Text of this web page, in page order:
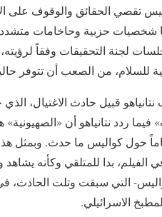
تقصي الحقائق والوقوف على
شخصيات حزبية وحاخامات
لجنة التحقيقات وفقاً لرؤيته،
للسلام، من الصعب أن تتوفر
قبيل حادث الاغتيال، الذي
ردد نتانياهو أن «الصهيونية»
حول كواليس ما حدث. وبمثل
الفيلم، بدا للمتلقي وكأنه
التي سبقت وتلت الحادث،
الاسرائيلي.